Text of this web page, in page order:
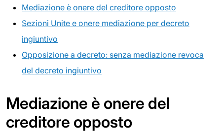
Mediazione è onere del creditore opposto
Sezioni Unite e onere mediazione per decreto
ingiuntivo
Opposizione a decreto: senza mediazione revoca
del decreto ingiuntivo
Mediazione è onere del
creditore opposto